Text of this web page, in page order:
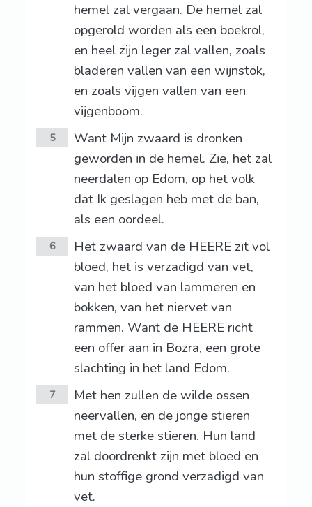
hemel zal vergaan. De hemel zal
opgerold worden als een boekrol,
en heel zijn leger zal vallen, zoals
bladeren vallen van een wijnstok,
en zoals vijgen vallen van een
vijgenboom.
5
Want Mijn zwaard is dronken
geworden in de hemel. Zie, het zal
neerdalen op Edom, op het volk
dat Ik geslagen heb met de ban,
als een oordeel.
6
Het zwaard van de HEERE zit vol
bloed, het is verzadigd van vet,
van het bloed van lammeren en
bokken, van het niervet van
rammen. Want de HEERE richt
een offer aan in Bozra, een grote
slachting in het land Edom.
7
Met hen zullen de wilde ossen
neervallen, en de jonge stieren
met de sterke stieren. Hun land
zal doordrenkt zijn met bloed en
hun stoffige grond verzadigd van
vet.